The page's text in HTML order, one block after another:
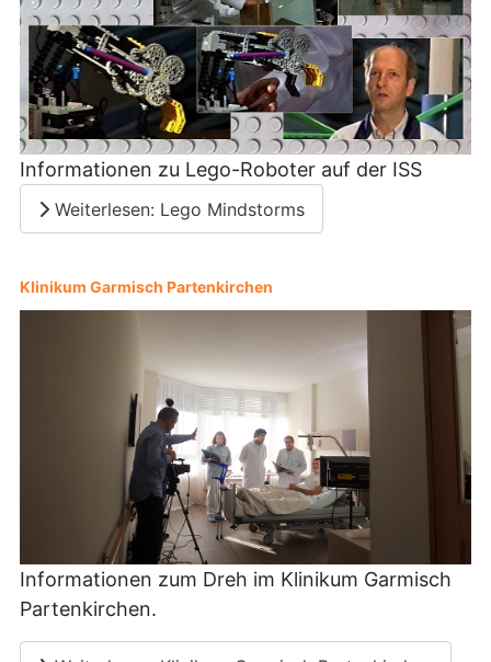
Informationen zu Lego-Roboter auf der ISS
Weiterlesen: Lego Mindstorms
Klinikum Garmisch Partenkirchen
Informationen zum Dreh im Klinikum Garmisch
Partenkirchen.